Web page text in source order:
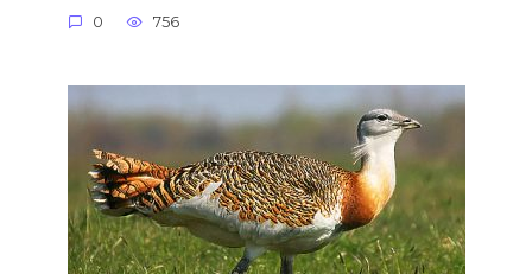
0 756